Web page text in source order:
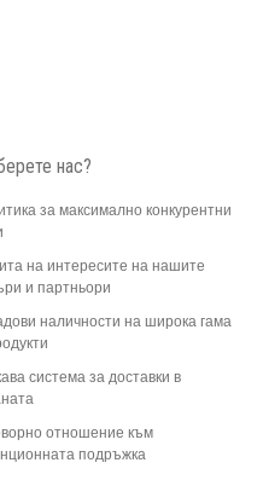
нас?
за максимално конкурентни
на интересите на нашите
и партньори
наличности на широка гама
система за доставки в
отношение към
подръжка